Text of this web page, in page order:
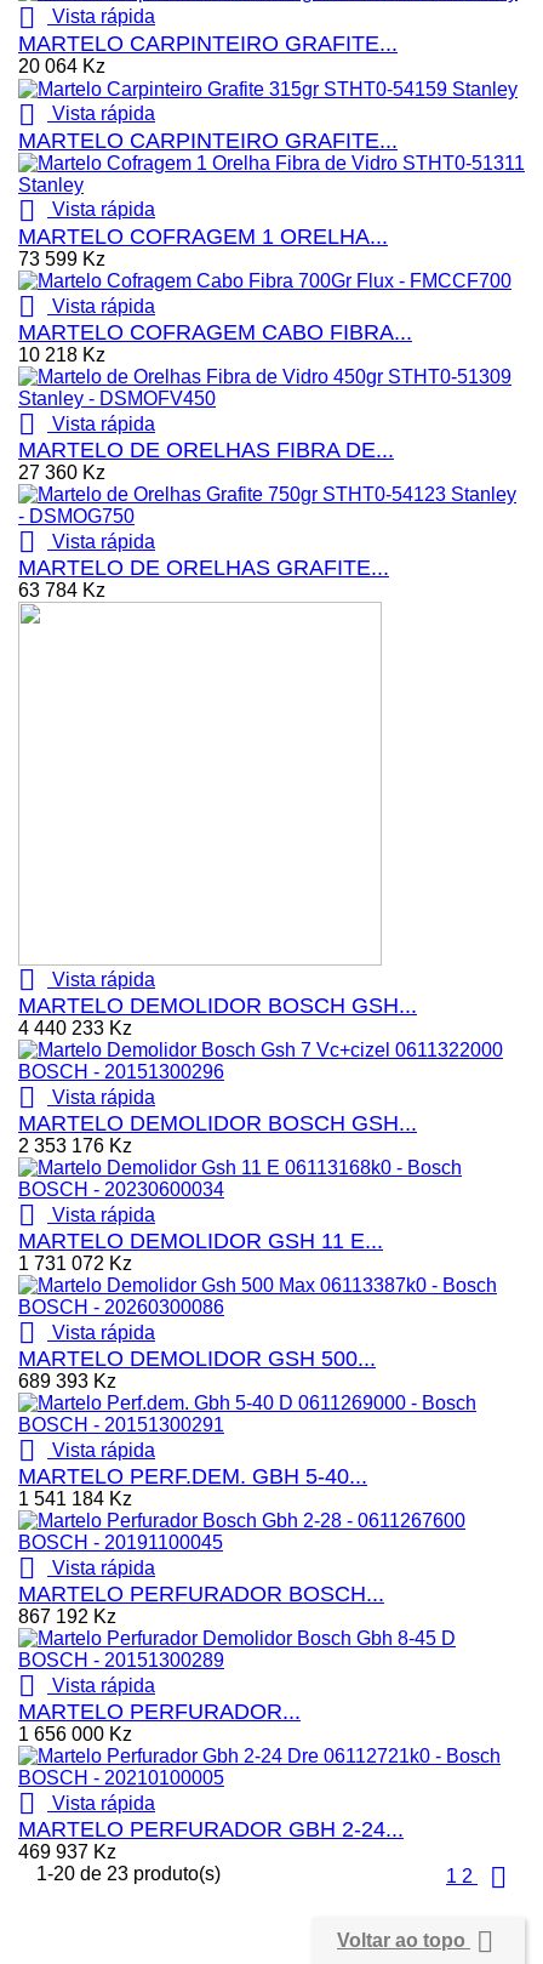
 Vista rápida
MARTELO CARPINTEIRO GRAFITE...
20 064 Kz
 Vista rápida
MARTELO CARPINTEIRO GRAFITE...
 Vista rápida
MARTELO COFRAGEM 1 ORELHA...
73 599 Kz
 Vista rápida
MARTELO COFRAGEM CABO FIBRA...
10 218 Kz
 Vista rápida
MARTELO DE ORELHAS FIBRA DE...
27 360 Kz
 Vista rápida
MARTELO DE ORELHAS GRAFITE...
63 784 Kz
 Vista rápida
MARTELO DEMOLIDOR BOSCH GSH...
4 440 233 Kz
 Vista rápida
MARTELO DEMOLIDOR BOSCH GSH...
2 353 176 Kz
 Vista rápida
MARTELO DEMOLIDOR GSH 11 E...
1 731 072 Kz
 Vista rápida
MARTELO DEMOLIDOR GSH 500...
689 393 Kz
 Vista rápida
MARTELO PERF.DEM. GBH 5-40...
1 541 184 Kz
 Vista rápida
MARTELO PERFURADOR BOSCH...
867 192 Kz
 Vista rápida
MARTELO PERFURADOR...
1 656 000 Kz
 Vista rápida
MARTELO PERFURADOR GBH 2-24...
469 937 Kz
1-20 de 23 produto(s)
1 2 
Voltar ao topo 